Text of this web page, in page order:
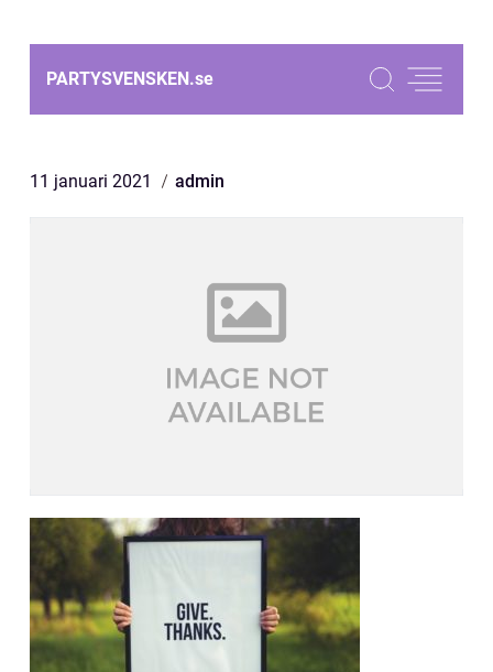
PARTYSVENSKEN.se
11 januari 2021 admin